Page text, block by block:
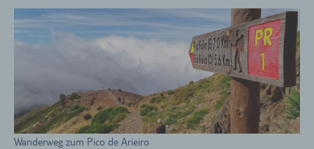
Wanderweg zum Pico de Arieiro